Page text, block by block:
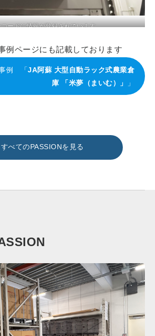
コードに情報が登録されています
例ページにも記載しております
例 「JA阿蘇 大型自動ラック式農業倉
庫 「米夢（まいむ）」
」
すべてのPASSIONを見る